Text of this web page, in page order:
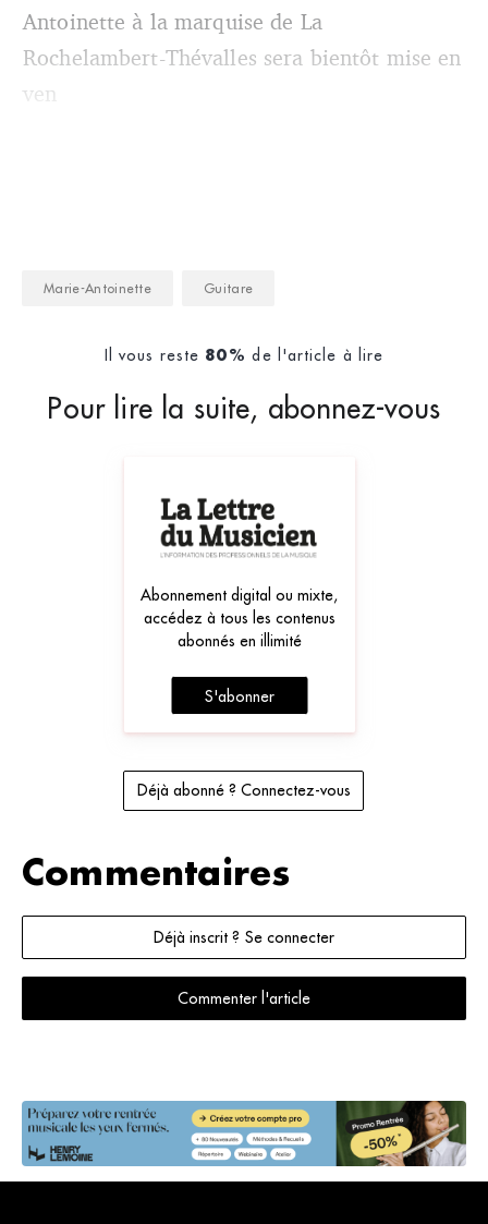
Antoinette à la marquise de La
Rochelambert-Thévalles sera bientôt mise en
ven
Marie-Antoinette Guitare
Il vous reste 80% de l'article à lire
Pour lire la suite, abonnez-vous
Abonnement digital ou mixte,
accédez à tous les contenus
abonnés en illimité
S'abonner
Déjà abonné ? Connectez-vous
Commentaires
Déjà inscrit ? Se connecter
Commenter l'article